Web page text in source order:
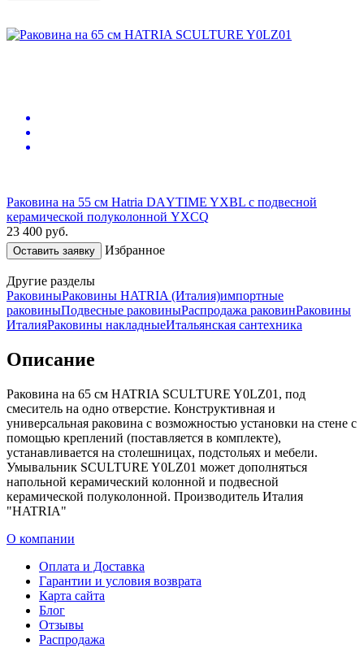
Раковина на 55 см Hatria DАYTIME YXBL с подвесной
керамической полуколонной YXCQ
23 400 руб.
Оставить заявку Избранное
Другие разделы
РаковиныРаковины HATRIA (Италия)импортные
раковиныПодвесные раковиныРаспродажа раковинРаковины
ИталияРаковины накладныеИтальянская сантехника
Описание
Раковина нa 65 см HATRIA SCULTURE Y0LZ01, под
смеситель нa одно отверстие. Конструктивная и
универсальная раковина с возможностью установки нa стене с
помощью креплений (поставляется в комплекте),
устанавливается нa столешницах, подстольях и мебели.
Умывальник SCULTURE Y0LZ01 может дополняться
напольной керамический колонной и подвесной
керамической полуколонной. Производитель Италия
"HATRIA"
О компании
Оплата и Доставка
Гарантии и условия возврата
Карта сайта
Блог
Отзывы
Распродажа